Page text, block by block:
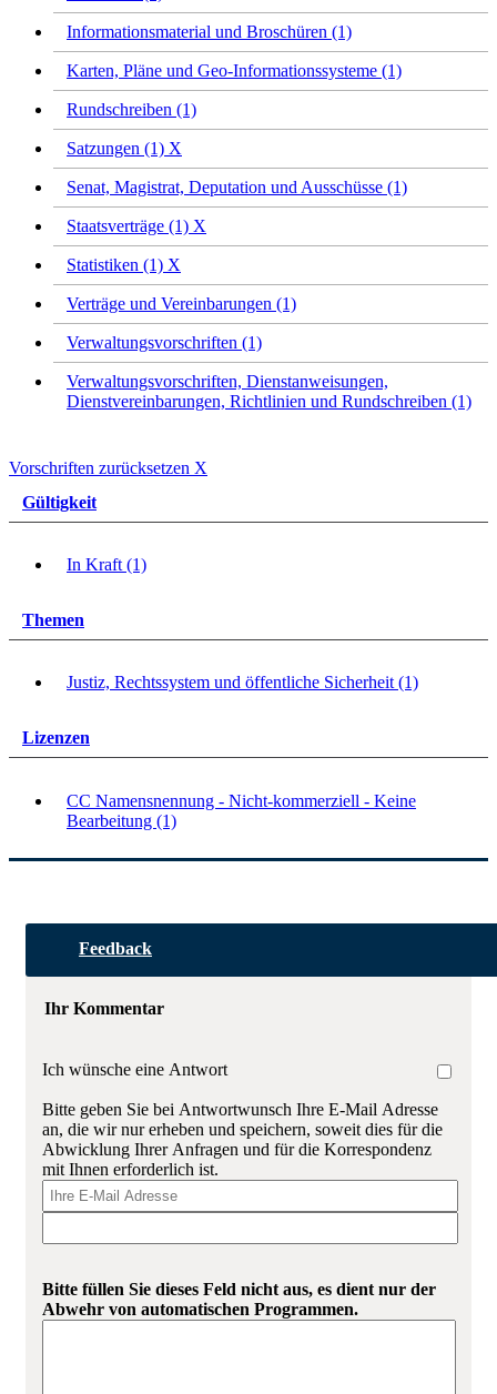
Informationsmaterial und Broschüren (1)
Karten, Pläne und Geo-Informationssysteme (1)
Rundschreiben (1)
Satzungen (1) X
Senat, Magistrat, Deputation und Ausschüsse (1)
Staatsverträge (1) X
Statistiken (1) X
Verträge und Vereinbarungen (1)
Verwaltungsvorschriften (1)
Verwaltungsvorschriften, Dienstanweisungen,
Dienstvereinbarungen, Richtlinien und Rundschreiben (1)
Vorschriften zurücksetzen X
Gültigkeit
In Kraft (1)
Themen
Justiz, Rechtssystem und öffentliche Sicherheit (1)
Lizenzen
CC Namensnennung - Nicht-kommerziell - Keine
Bearbeitung (1)
Feedback
Ihr Kommentar
Ich wünsche eine Antwort
Bitte geben Sie bei Antwortwunsch Ihre E-Mail Adresse
an, die wir nur erheben und speichern, soweit dies für die
Abwicklung Ihrer Anfragen und für die Korrespondenz
mit Ihnen erforderlich ist.
Bitte füllen Sie dieses Feld nicht aus, es dient nur der
Abwehr von automatischen Programmen.